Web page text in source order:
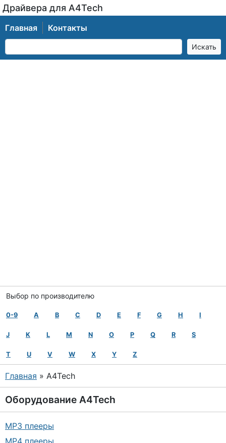
Драйвера для A4Tech
Главная Контакты
Выбор по производителю
0-9 A B C D E F G H I
J K L M N O P Q R S
T U V W X Y Z
Главная » A4Tech
Оборудование A4Tech
MP3 плееры
MP4 плееры